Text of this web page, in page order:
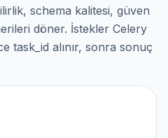
schema kalitesi, güven
döner. İstekler Celery
task_id alınır, sonra sonuç